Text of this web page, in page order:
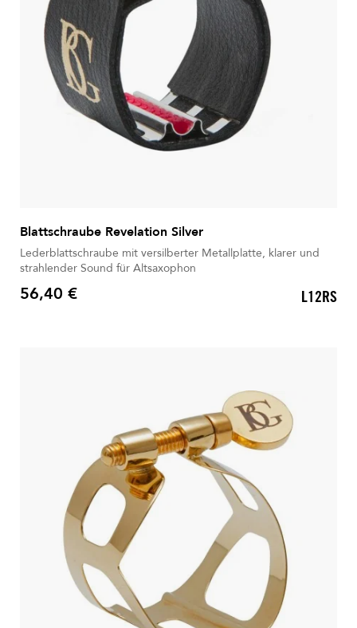
Blattschraube Revelation Silver
Lederblattschraube mit versilberter Metallplatte, klarer und
strahlender Sound für Altsaxophon
Preis
56,40 € L12RS